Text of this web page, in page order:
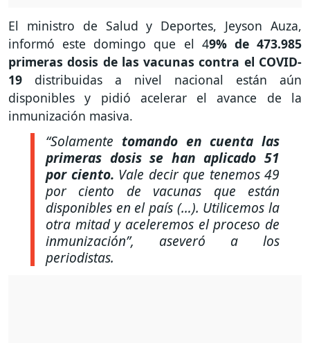
El ministro de Salud y Deportes, Jeyson Auza,
informó este domingo que el 49% de 473.985
primeras dosis de las vacunas contra el COVID-
19 distribuidas a nivel nacional están aún
disponibles y pidió acelerar el avance de la
inmunización masiva.
“Solamente tomando en cuenta las
primeras dosis se han aplicado 51
por ciento. Vale decir que tenemos 49
por ciento de vacunas que están
disponibles en el país (…). Utilicemos la
otra mitad y aceleremos el proceso de
inmunización”, aseveró a los
periodistas.